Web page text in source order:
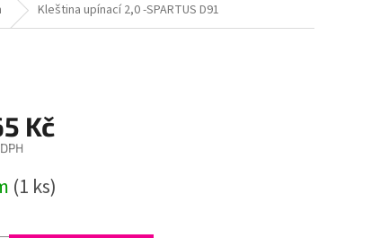
Kleština upínací 2,0 -SPARTUS D91
Kč
(1 ks)